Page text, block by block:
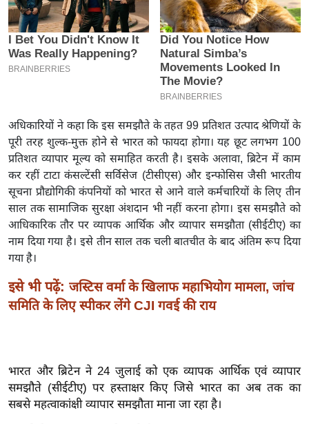
म
ई
-
पे
मि
सा
ल
बे
मि
सा
ल
ख्सि
य
इं
डि
अधिकारियों ने कहा कि इस समझौते के तहत 99 प्रतिशत उत्पाद श्रेणियों के
पूरी तरह शुल्क-मुक्त होने से भारत को फायदा होगा। यह छूट लगभग 100
प्रतिशत व्यापार मूल्य को समाहित करती है। इसके अलावा, ब्रिटेन में काम
कर रहीं टाटा कंसल्टेंसी सर्विसेज (टीसीएस) और इन्फोसिस जैसी भारतीय
सूचना प्रौद्योगिकी कंपनियों को भारत से आने वाले कर्मचारियों के लिए तीन
साल तक सामाजिक सुरक्षा अंशदान भी नहीं करना होगा। इस समझौते को
आधिकारिक तौर पर व्यापक आर्थिक और व्यापार समझौता (सीईटीए) का
नाम दिया गया है। इसे तीन साल तक चली बातचीत के बाद अंतिम रूप दिया
गया है।
इसे भी पढ़ें: जस्टिस वर्मा के खिलाफ महाभियोग मामला, जांच
समिति के लिए स्पीकर लेंगे CJI गवई की राय
भारत और ब्रिटेन ने 24 जुलाई को एक व्यापक आर्थिक एवं व्यापार
समझौते (सीईटीए) पर हस्ताक्षर किए जिसे भारत का अब तक का
सबसे महत्वाकांक्षी व्यापार समझौता माना जा रहा है।